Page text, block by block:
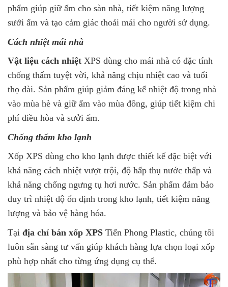
phẩm giúp giữ ấm cho sàn nhà, tiết kiệm năng lượng
sưởi ấm và tạo cảm giác thoải mái cho người sử dụng.
Cách nhiệt mái nhà
Vật liệu cách nhiệt XPS dùng cho mái nhà có đặc tính
chống thấm tuyệt vời, khả năng chịu nhiệt cao và tuổi
thọ dài. Sản phẩm giúp giảm đáng kể nhiệt độ trong nhà
vào mùa hè và giữ ấm vào mùa đông, giúp tiết kiệm chi
phí điều hòa và sưởi ấm.
Chống thấm kho lạnh
Xốp XPS dùng cho kho lạnh được thiết kế đặc biệt với
khả năng cách nhiệt vượt trội, độ hấp thụ nước thấp và
khả năng chống ngưng tụ hơi nước. Sản phẩm đảm bảo
duy trì nhiệt độ ổn định trong kho lạnh, tiết kiệm năng
lượng và bảo vệ hàng hóa.
Tại địa chỉ bán xốp XPS Tiến Phong Plastic, chúng tôi
luôn sẵn sàng tư vấn giúp khách hàng lựa chọn loại xốp
phù hợp nhất cho từng ứng dụng cụ thể.